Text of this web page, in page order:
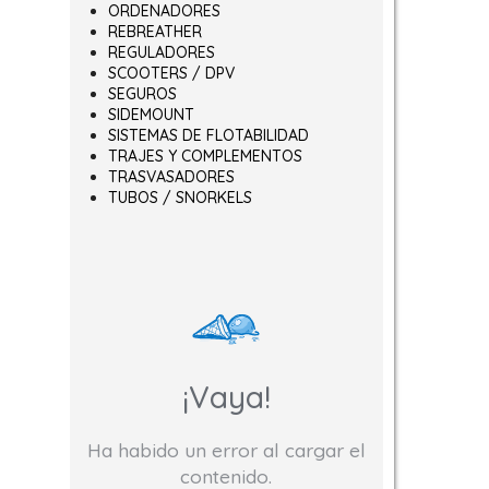
ORDENADORES
REBREATHER
REGULADORES
SCOOTERS / DPV
SEGUROS
SIDEMOUNT
SISTEMAS DE FLOTABILIDAD
TRAJES Y COMPLEMENTOS
TRASVASADORES
TUBOS / SNORKELS
¡Vaya!
Ha habido un error al cargar el
contenido.